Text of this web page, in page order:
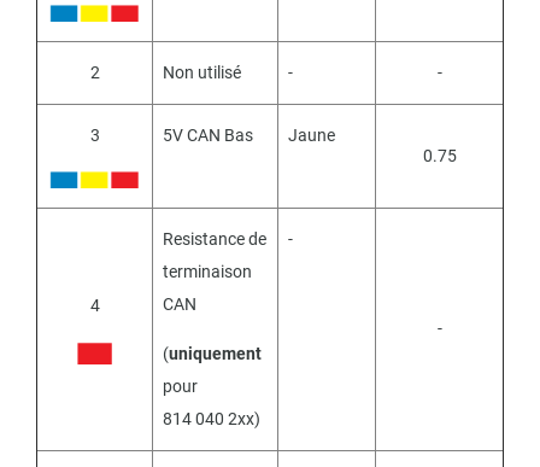
2 Non utilisé - -
3 5V CAN Bas
Jaune
0.75
4
Resistance de
terminaison
CAN
(uniquement
pour
814 040 2xx)
-
-